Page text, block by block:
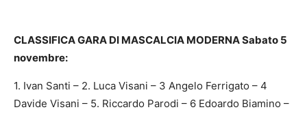
CLASSIFICA GARA DI MASCALCIA MODERNASabato 5
novembre:
1. Ivan Santi – 2. Luca Visani – 3 Angelo Ferrigato – 4
Davide Visani – 5. Riccardo Parodi – 6 Edoardo Biamino –